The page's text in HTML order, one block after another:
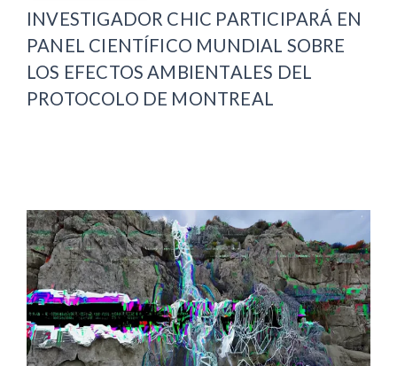
INVESTIGADOR CHIC PARTICIPARÁ EN
PANEL CIENTÍFICO MUNDIAL SOBRE
LOS EFECTOS AMBIENTALES DEL
PROTOCOLO DE MONTREAL